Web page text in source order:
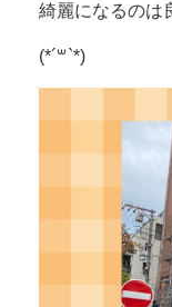
綺麗になるのは
(*´꒳`*)